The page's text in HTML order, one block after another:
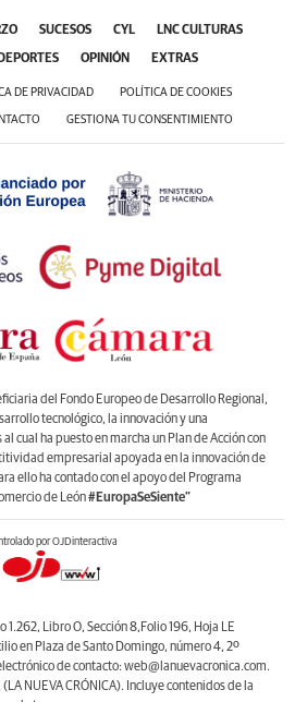
SUCESOS CYL LNC CULTURAS
DEPORTES OPINIÓN EXTRAS
DE PRIVACIDAD POLÍTICA DE COOKIES
GESTIONA TU CONSENTIMIENTO
del Fondo Europeo de Desarrollo Regional,
tecnológico, la innovación y una
cual ha puesto en marcha un Plan de Acción con
empresarial apoyada en la innovación de
ello ha contado con el apoyo del Programa
de León#EuropaSeSiente”
por OJDinteractiva
1.262, Libro O, Sección 8,Folio 196, Hoja LE
en Plaza de Santo Domingo, número 4, 2º
de contacto: web@lanuevacronica.com.
NUEVA CRÓNICA). Incluye contenidos de la